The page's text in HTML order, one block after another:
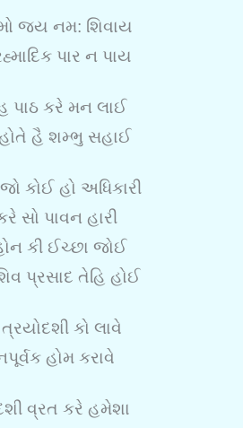
જય નમ: શિવાય
પાર ન પાય
પાઠ કરે મન લાઈ
હૈ શમ્ભુ સહાઈ
કોઈ હો અધિકારી
સો પાવન હારી
કી ઈચ્છા જોઈ
પ્રસાદ તેહિ હોઈ
કો લાવે
હોમ કરાવે
વ્રત કરે હમેશા